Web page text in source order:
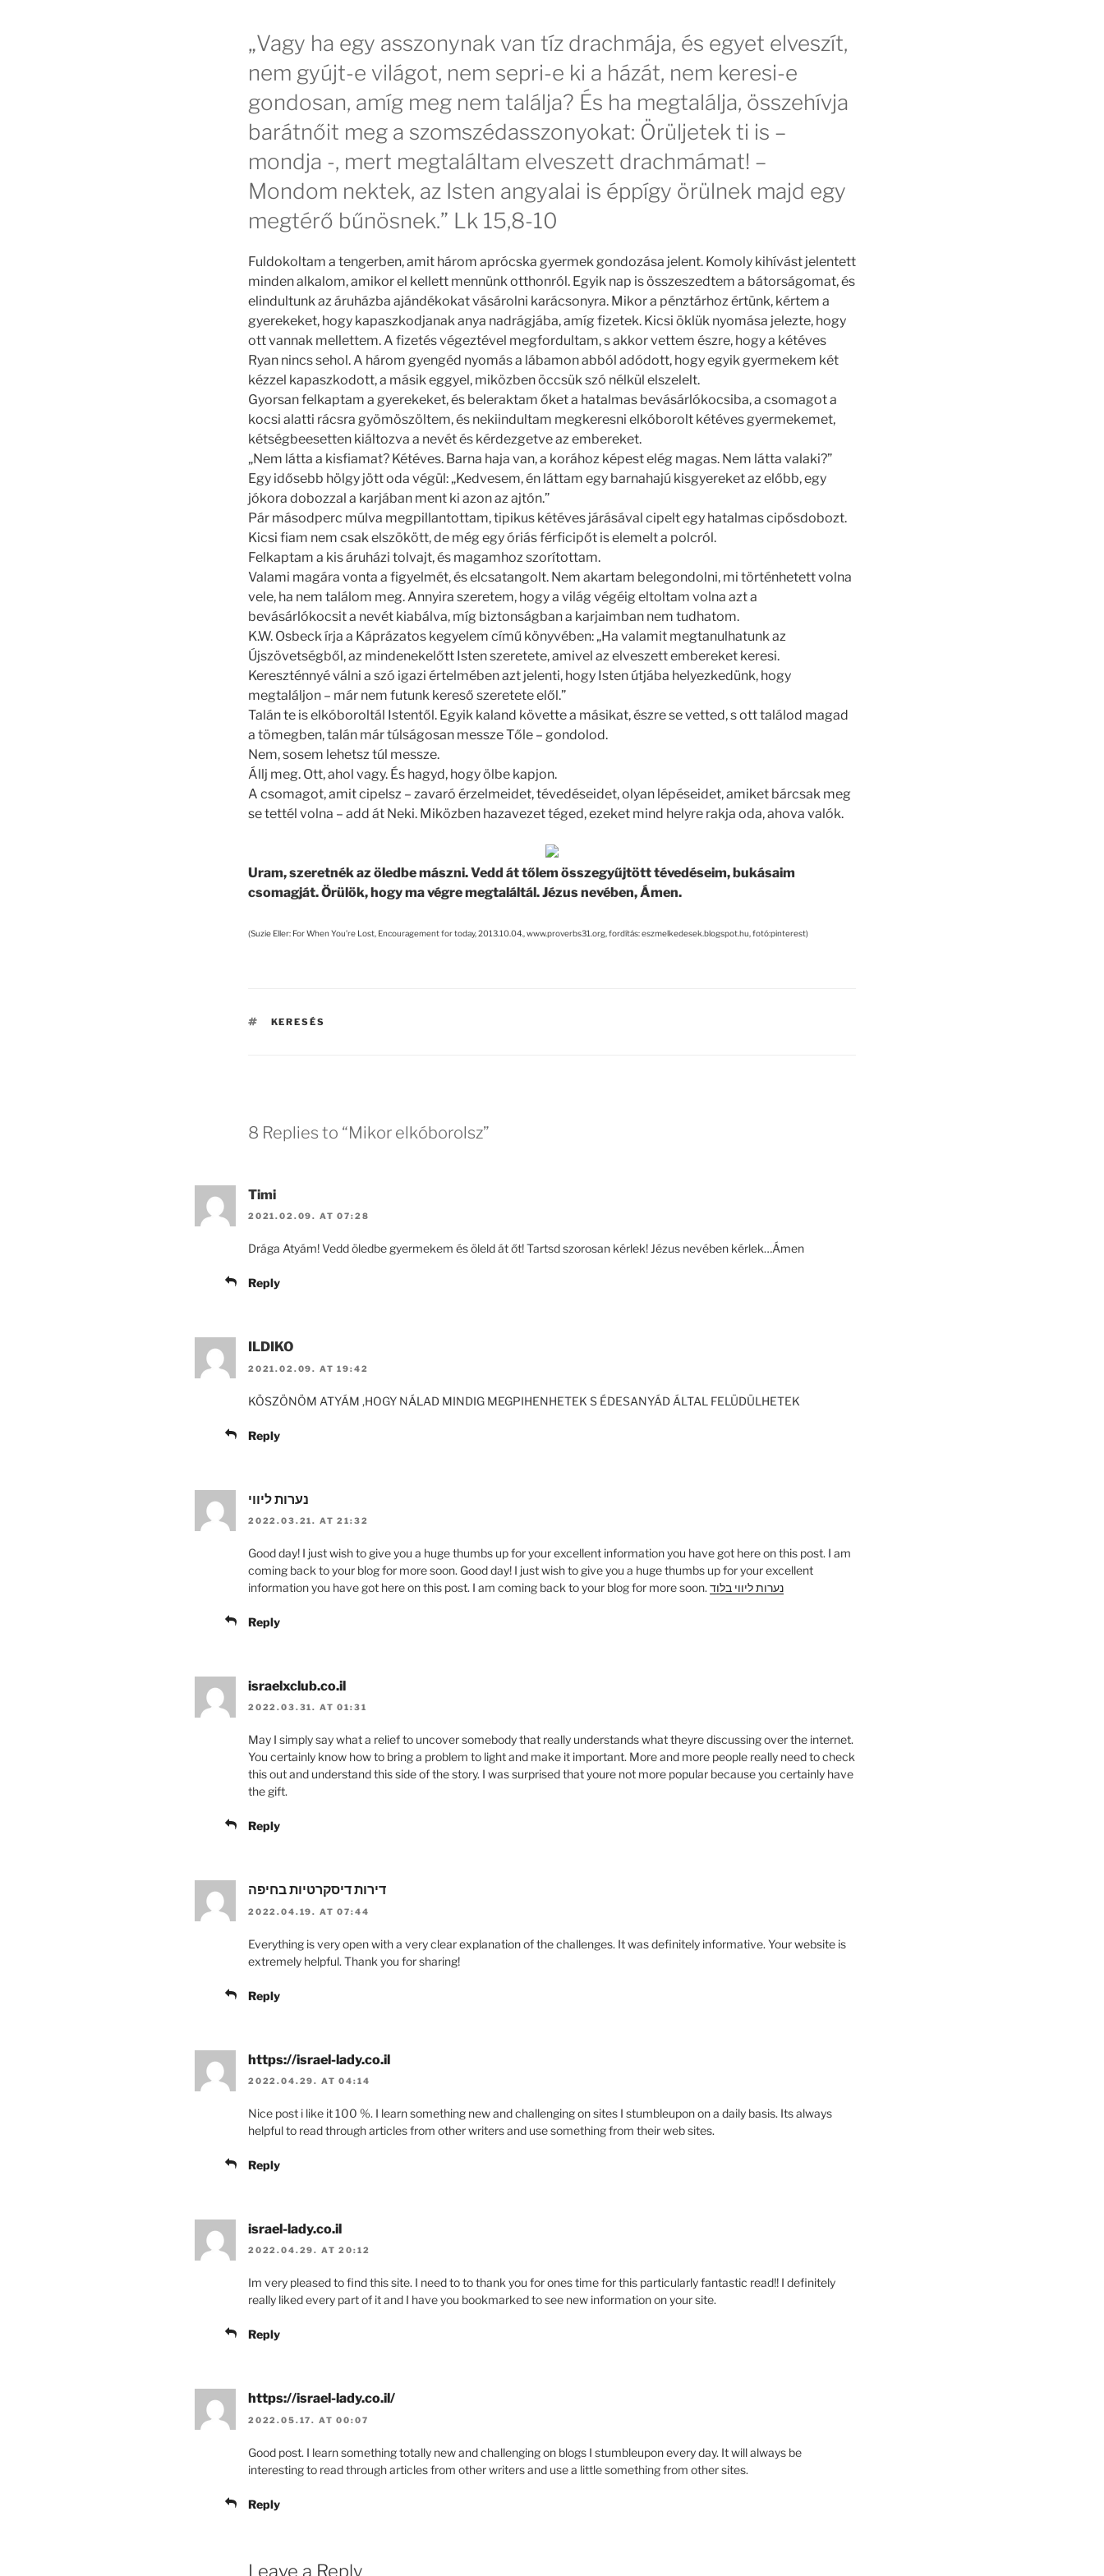
„Vagy ha egy asszonynak van tíz drachmája, és egyet elveszít,
nem gyújt-e világot, nem sepri-e ki a házát, nem keresi-e
gondosan, amíg meg nem találja? És ha megtalálja, összehívja
barátnőit meg a szomszédasszonyokat: Örüljetek ti is –
mondja -, mert megtaláltam elveszett drachmámat! –
Mondom nektek, az Isten angyalai is éppígy örülnek majd egy
megtérő bűnösnek.” Lk 15,8-10
Fuldokoltam a tengerben, amit három aprócska gyermek gondozása jelent. Komoly kihívást jelentett
minden alkalom, amikor el kellett mennünk otthonról. Egyik nap is összeszedtem a bátorságomat, és
elindultunk az áruházba ajándékokat vásárolni karácsonyra. Mikor a pénztárhoz értünk, kértem a
gyerekeket, hogy kapaszkodjanak anya nadrágjába, amíg fizetek. Kicsi öklük nyomása jelezte, hogy
ott vannak mellettem. A fizetés végeztével megfordultam, s akkor vettem észre, hogy a kétéves
Ryan nincs sehol. A három gyengéd nyomás a lábamon abból adódott, hogy egyik gyermekem két
kézzel kapaszkodott, a másik eggyel, miközben öccsük szó nélkül elszelelt.
Gyorsan felkaptam a gyerekeket, és beleraktam őket a hatalmas bevásárlókocsiba, a csomagot a
kocsi alatti rácsra gyömöszöltem, és nekiindultam megkeresni elkóborolt kétéves gyermekemet,
kétségbeesetten kiáltozva a nevét és kérdezgetve az embereket.
„Nem látta a kisfiamat? Kétéves. Barna haja van, a korához képest elég magas. Nem látta valaki?”
Egy idősebb hölgy jött oda végül: „Kedvesem, én láttam egy barnahajú kisgyereket az előbb, egy
jókora dobozzal a karjában ment ki azon az ajtón.”
Pár másodperc múlva megpillantottam, tipikus kétéves járásával cipelt egy hatalmas cipősdobozt.
Kicsi fiam nem csak elszökött, de még egy óriás férficipőt is elemelt a polcról.
Felkaptam a kis áruházi tolvajt, és magamhoz szorítottam.
Valami magára vonta a figyelmét, és elcsatangolt. Nem akartam belegondolni, mi történhetett volna
vele, ha nem találom meg. Annyira szeretem, hogy a világ végéig eltoltam volna azt a
bevásárlókocsit a nevét kiabálva, míg biztonságban a karjaimban nem tudhatom.
K.W. Osbeck írja a Káprázatos kegyelem című könyvében: „Ha valamit megtanulhatunk az
Újszövetségből, az mindenekelőtt Isten szeretete, amivel az elveszett embereket keresi.
Kereszténnyé válni a szó igazi értelmében azt jelenti, hogy Isten útjába helyezkedünk, hogy
megtaláljon – már nem futunk kereső szeretete elől.”
Talán te is elkóboroltál Istentől. Egyik kaland követte a másikat, észre se vetted, s ott találod magad
a tömegben, talán már túlságosan messze Tőle – gondolod.
Nem, sosem lehetsz túl messze.
Állj meg. Ott, ahol vagy. És hagyd, hogy ölbe kapjon.
A csomagot, amit cipelsz – zavaró érzelmeidet, tévedéseidet, olyan lépéseidet, amiket bárcsak meg
se tettél volna – add át Neki. Miközben hazavezet téged, ezeket mind helyre rakja oda, ahova valók.
Uram, szeretnék az öledbe mászni. Vedd át tőlem összegyűjtött tévedéseim, bukásaim
csomagját. Örülök, hogy ma végre megtaláltál. Jézus nevében, Ámen.
(Suzie Eller: For When You’re Lost, Encouragement for today, 2013.10.04., www.proverbs31.org, fordítás: eszmelkedesek.blogspot.hu, fotó:pinterest)
TAGS
KERESÉS
8 Replies to “Mikor elkóborolsz”
Timi
2021.02.09. AT 07:28
Drága Atyám! Vedd öledbe gyermekem és öleld át őt! Tartsd szorosan kérlek! Jézus nevében kérlek…Ámen
Reply
ILDIKO
2021.02.09. AT 19:42
KÖSZÖNÖM ATYÁM ,HOGY NÁLAD MINDIG MEGPIHENHETEK S ÉDESANYÁD ÁLTAL FELÜDÜLHETEK
Reply
נערות ליווי
2022.03.21. AT 21:32
Good day! I just wish to give you a huge thumbs up for your excellent information you have got here on this post. I am
coming back to your blog for more soon. Good day! I just wish to give you a huge thumbs up for your excellent
information you have got here on this post. I am coming back to your blog for more soon. נערות ליווי בלוד
Reply
israelxclub.co.il
2022.03.31. AT 01:31
May I simply say what a relief to uncover somebody that really understands what theyre discussing over the internet.
You certainly know how to bring a problem to light and make it important. More and more people really need to check
this out and understand this side of the story. I was surprised that youre not more popular because you certainly have
the gift.
Reply
דירות דיסקרטיות בחיפה
2022.04.19. AT 07:44
Everything is very open with a very clear explanation of the challenges. It was definitely informative. Your website is
extremely helpful. Thank you for sharing!
Reply
https://israel-lady.co.il
2022.04.29. AT 04:14
Nice post i like it 100 %. I learn something new and challenging on sites I stumbleupon on a daily basis. Its always
helpful to read through articles from other writers and use something from their web sites.
Reply
israel-lady.co.il
2022.04.29. AT 20:12
Im very pleased to find this site. I need to to thank you for ones time for this particularly fantastic read!! I definitely
really liked every part of it and I have you bookmarked to see new information on your site.
Reply
https://israel-lady.co.il/
2022.05.17. AT 00:07
Good post. I learn something totally new and challenging on blogs I stumbleupon every day. It will always be
interesting to read through articles from other writers and use a little something from other sites.
Reply
Leave a Reply